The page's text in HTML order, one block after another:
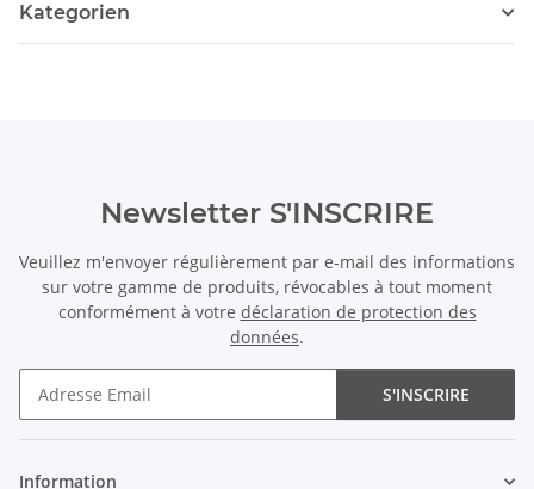
Kategorien
Newsletter S'INSCRIRE
Veuillez m'envoyer régulièrement par e-mail des informations
sur votre gamme de produits, révocables à tout moment
conformément à votre déclaration de protection des
données.
S'INSCRIRE
Information